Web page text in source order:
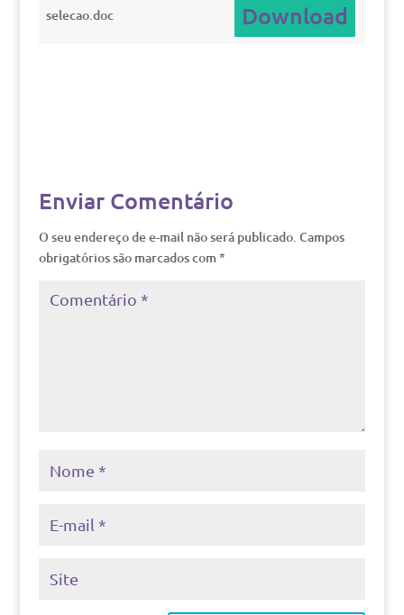
selecao.doc Download
Enviar Comentário
O seu endereço de e-mail não será publicado. Campos
obrigatórios são marcados com *